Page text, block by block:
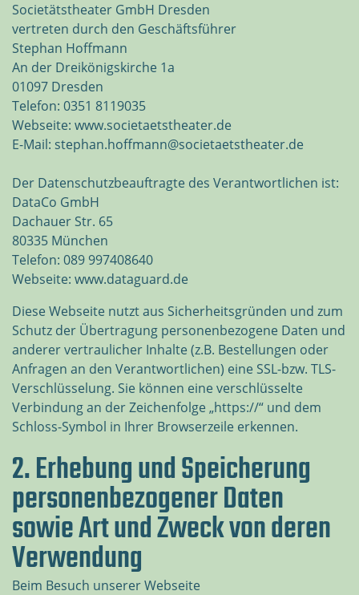
Societätstheater GmbH Dresden
vertreten durch den Geschäftsführer
Stephan Hoffmann
An der Dreikönigskirche 1a
01097 Dresden
Telefon: 0351 8119035
Webseite: www.societaetstheater.de
E-Mail: stephan.hoffmann@societaetstheater.de
Der Datenschutzbeauftragte des Verantwortlichen ist:
DataCo GmbH
Dachauer Str. 65
80335 München
Telefon: 089 997408640
Webseite: www.dataguard.de
Diese Webseite nutzt aus Sicherheitsgründen und zum
Schutz der Übertragung personenbezogene Daten und
anderer vertraulicher Inhalte (z.B. Bestellungen oder
Anfragen an den Verantwortlichen) eine SSL-bzw. TLS-
Verschlüsselung. Sie können eine verschlüsselte
Verbindung an der Zeichenfolge „https://“ und dem
Schloss-Symbol in Ihrer Browserzeile erkennen.
2. Erhebung und Speicherung
personenbezogener Daten
sowie Art und Zweck von deren
Verwendung
Beim Besuch unserer Webseite